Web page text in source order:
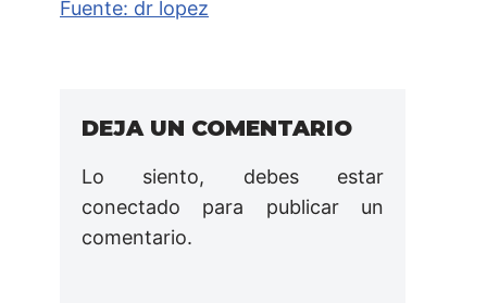
Fuente: dr lopez
DEJA UN COMENTARIO
Lo siento, debes estar
conectado para publicar un
comentario.